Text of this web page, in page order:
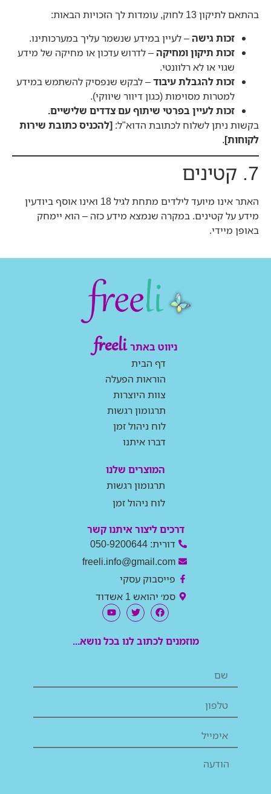
בהתאם לתיקון 13 לחוק, עומדות לך הזכויות הבאות:
זכות גישה– לעיין במידע שנשמר עליך במערכותינו.
זכות תיקון ומחיקה– לדרוש עדכון או מחיקה של מידע
שגוי או לא רלוונטי.
זכות להגבלת עיבוד– לבקש שנפסיק להשתמש במידע
למטרות מסוימות (כגון דיוור שיווקי).
זכות לעיין בפרטי שיתוף עם צדדים שלישיים.
בקשות ניתן לשלוח לכתובת הדוא"ל: [להכניס כתובת שירות
לקוחות].
7. קטינים
האתר אינו מיועד לילדים מתחת לגיל 18 ואינו אוסף ביודעין
מידע על קטינים. במקרה שנמצא מידע כזה – הוא יימחק
באופן מיידי.
ניווט באתרfreeli
דף הבית
הוראות הפעלה
צוות היוצרות
תרגומון רגשות
לוח ניהול זמן
דברו איתנו
המוצרים שלנו
תרגומון רגשות
לוח ניהול זמן
דרכים ליצור איתנו קשר
דורית: 050-9200644
freeli.info@gmail.com
פייסבוק עסקי
סמ׳ יהואש 1 אשדוד
מוזמנים לכתוב לנו בכל נושא...